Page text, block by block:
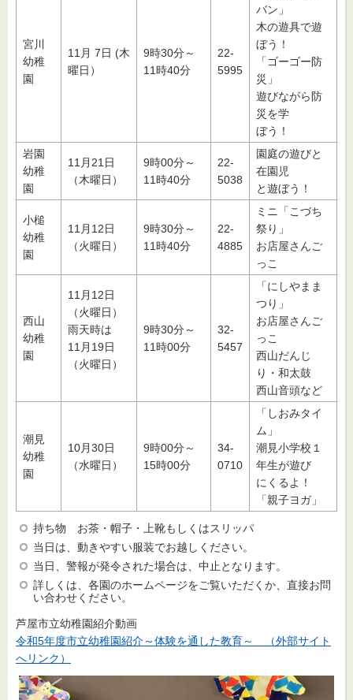
宮川
幼稚
園
11月 7日 (木
曜日）
9時30分～
11時40分
22-
5995
バン」
木の遊具で遊
ぼう！
「ゴーゴー防
災」
遊びながら防
災を学
ぼう！
岩園
幼稚
園
11月21日
（木曜日）
9時00分～
11時40分
22-
5038
園庭の遊びと
在園児
と遊ぼう！
小槌
幼稚
園
11月12日
（火曜日）
9時30分～
11時40分
22-
4885
ミニ「こづち
祭り」
お店屋さんご
っこ
西山
幼稚
園
11月12日
（火曜日）
雨天時は
11月19日
（火曜日）
9時30分～
11時00分
32-
5457
「にしやまま
つり」
お店屋さんご
っこ
西山だんじ
り・和太鼓
西山音頭など
潮見
幼稚
園
10月30日
（水曜日）
9時00分～
15時00分
34-
0710
「しおみタイ
ム」
潮見小学校１
年生が遊び
にくるよ！
「親子ヨガ」
持ち物 お茶・帽子・上靴もしくはスリッパ
当日は、動きやすい服装でお越しください。
当日、警報が発令された場合は、中止となります。
詳しくは、各園のホームページをご覧いただくか、直接お問
い合わせください。
芦屋市立幼稚園紹介動画
令和5年度市立幼稚園紹介～体験を通した教育～ （外部サイト
へリンク）